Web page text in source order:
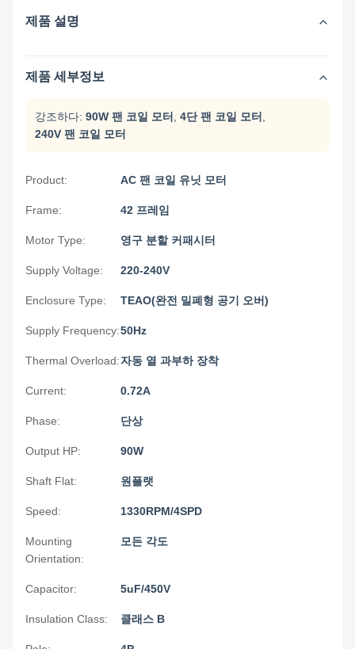
제품 설명
제품 세부정보
강조하다: 90W 팬 코일 모터 4단 팬 코일 모터
240V 팬 코일 모터
Product: AC 팬 코일 유닛 모터
Frame: 42 프레임
Motor Type: 영구 분할 커패시터
Supply Voltage: 220-240V
Enclosure Type: TEAO(완전 밀폐형 공기 오버)
Supply Frequency:50Hz
Thermal Overload:자동 열 과부하 장착
Current: 0.72A
Phase: 단상
Output HP: 90W
Shaft Flat: 원플랫
Speed: 1330RPM/4SPD
Mounting
Orientation:
모든 각도
Capacitor: 5uF/450V
Insulation Class: 클래스 B